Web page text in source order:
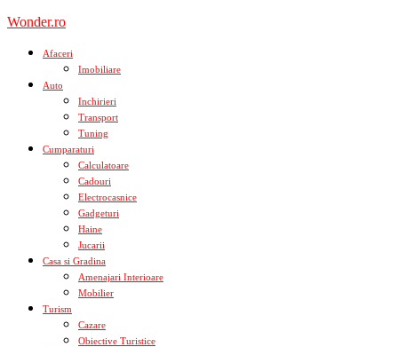
Skip
content
Wonder.ro
Afaceri
Imobiliare
Auto
Inchirieri
Transport
Tuning
Cumparaturi
Calculatoare
Cadouri
Electrocasnice
Gadgeturi
Haine
Jucarii
Casa si Gradina
Amenajari Interioare
Mobilier
Turism
Cazare
Obiective Turistice